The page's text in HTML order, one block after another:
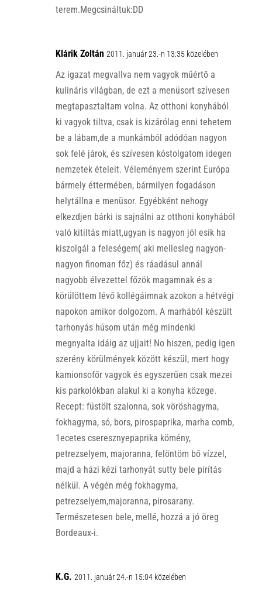
terem.Megcsináltuk:DD
Klárik Zoltán 2011. január 23.-n 13:35 közelében
Az igazat megvallva nem vagyok műértő a
kulináris világban, de ezt a menüsort szívesen
megtapasztaltam volna. Az otthoni konyhából
ki vagyok tiltva, csak is kizárólag enni tehetem
be a lábam,de a munkámból adódóan nagyon
sok felé járok, és szívesen kóstolgatom idegen
nemzetek ételeit. Véleményem szerint Európa
bármely éttermében, bármilyen fogadáson
helytállna e menüsor. Egyébként nehogy
elkezdjen bárki is sajnálni az otthoni konyhából
való kitiltás miatt,ugyan is nagyon jól esik ha
kiszolgál a feleségem( aki mellesleg nagyon-
nagyon finoman főz) és ráadásul annál
nagyobb élvezettel főzök magamnak és a
körülöttem lévő kollégáimnak azokon a hétvégi
napokon amikor dolgozom. A marhából készült
tarhonyás húsom után még mindenki
megnyalta idáig az ujjait! No hiszen, pedig igen
szerény körülmények között készül, mert hogy
kamionsofőr vagyok és egyszerűen csak mezei
kis parkolókban alakul ki a konyha közege.
Recept: füstölt szalonna, sok vöröshagyma,
fokhagyma, só, bors, pirospaprika, marha comb,
1ecetes cseresznyepaprika kömény,
petrezselyem, majoranna, felöntöm bő vízzel,
majd a házi kézi tarhonyát sutty bele pirítás
nélkül. A végén még fokhagyma,
petrezselyem,majoranna, pirosarany.
Természetesen bele, mellé, hozzá a jó öreg
Bordeaux-i.
K.G. 2011. január 24.-n 15:04 közelében